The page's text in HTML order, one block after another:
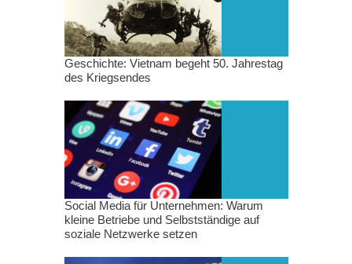
Geschichte: Vietnam begeht 50. Jahrestag
des Kriegsendes
Social Media für Unternehmen: Warum
kleine Betriebe und Selbstständige auf
soziale Netzwerke setzen